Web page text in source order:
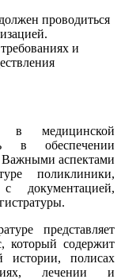
проводиться
и
в медицинской
в обеспечении
Важными аспектами
поликлиники,
документацией,
представляет
который содержит
истории, полисах
лечении и